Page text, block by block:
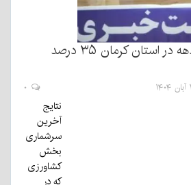
کشاورزی طی یک دهه در استان کرمان ۳۵ درصد
نتایج
آخرین
سرشماری
بخش
کشاورزی
که در